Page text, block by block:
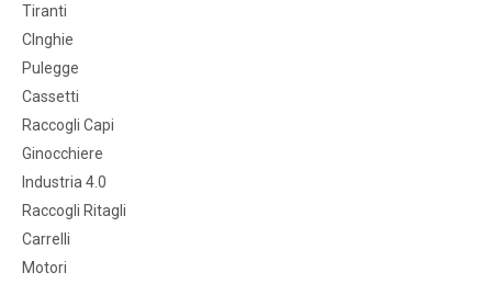
Tiranti
CInghie
Pulegge
Cassetti
Raccogli Capi
Ginocchiere
Industria 4.0
Raccogli Ritagli
Carrelli
Motori